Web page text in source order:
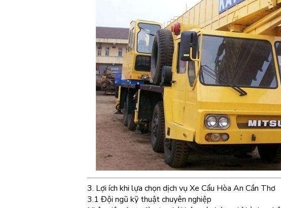
3. Lợi ích khi lựa chọn dịch vụ Xe Cẩu Hòa An Cần Thơ
3.1 Đội ngũ kỹ thuật chuyên nghiệp